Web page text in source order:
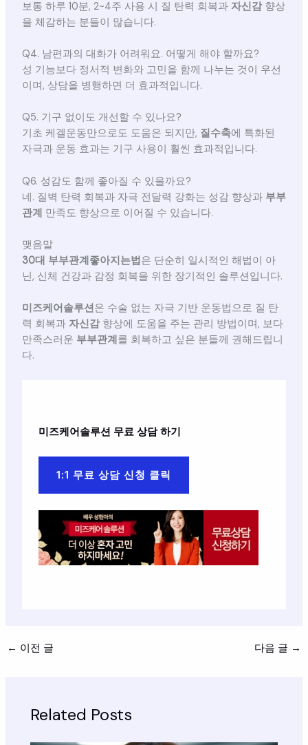
보통 하루 10분, 2~4주 사용 시 질 탄력 회복과 자신감향상
을 체감하는 분들이 많습니다.
Q4. 남편과의 대화가 어려워요. 어떻게 해야 할까요?
성 기능보다 정서적 변화와 고민을 함께 나누는 것이 우선
이며, 상담을 병행하면 더 효과적입니다.
Q5. 기구 없이도 개선할 수 있나요?
기초 케겔운동만으로도 도움은 되지만, 질수축에 특화된
자극과 운동 효과는 기구 사용이 훨씬 효과적입니다.
Q6. 성감도 함께 좋아질 수 있을까요?
네. 질벽 탄력 회복과 자극 전달력 강화는 성감 향상과 부부
관계 만족도 향상으로 이어질 수 있습니다.
맺음말
30대 부부관계좋아지는법 은 단순히 일시적인 해법이 아
닌, 신체 건강과 감정 회복을 위한 장기적인 솔루션입니다.
미즈케어솔루션은 수술 없는 자극 기반 운동법으로 질 탄
력 회복과 자신감향상에 도움을 주는 관리 방법이며, 보다
만족스러운 부부관계 를 회복하고 싶은 분들께 권해드립니
다.
미즈케어솔루션 무료 상담 하기
1:1 무료 상담 신청 클릭
← 이전 글 다음 글 →
Related Posts